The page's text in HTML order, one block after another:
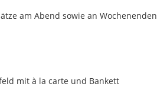
am Abend sowie an Wochenenden
mit à la carte und Bankett